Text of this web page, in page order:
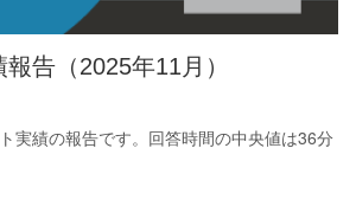
告（2025年11月）
実績の報告です。回答時間の中央値は36分